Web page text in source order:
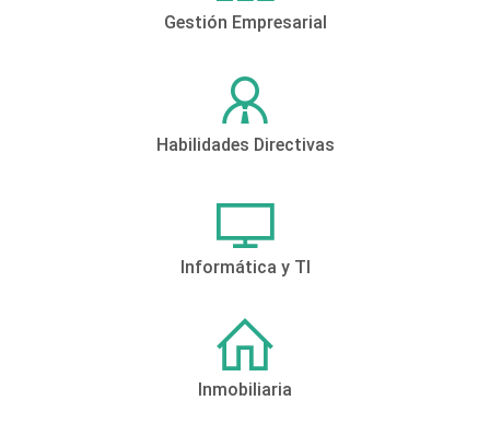
Gestión Empresarial
Habilidades Directivas
Informática y TI
Inmobiliaria